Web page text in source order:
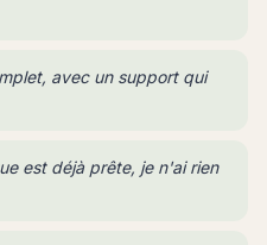
avec un support qui
est déjà prête, je n'ai rien